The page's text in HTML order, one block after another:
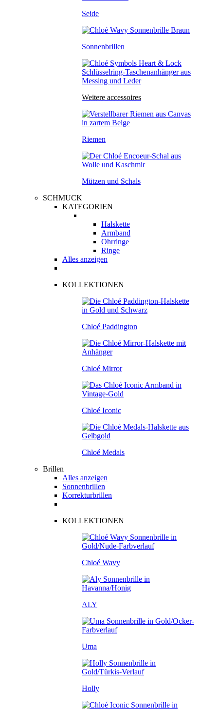
Seide
Sonnenbrillen
Weitere accessoires
Riemen
Mützen und Schals
SCHMUCK
KATEGORIEN
Halskette
Armband
Ohrringe
Ringe
Alles anzeigen
KOLLEKTIONEN
Chloé Paddington
Chloé Mirror
Chloé Iconic
Chloé Medals
Brillen
Alles anzeigen
Sonnenbrillen
Korrekturbrillen
KOLLEKTIONEN
Chloé Wavy
ALY
Uma
Holly